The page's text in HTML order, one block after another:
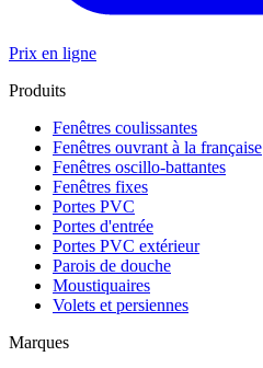
Prix en ligne
Produits
Fenêtres coulissantes
Fenêtres ouvrant à la française
Fenêtres oscillo-battantes
Fenêtres fixes
Portes PVC
Portes d'entrée
Portes PVC extérieur
Parois de douche
Moustiquaires
Volets et persiennes
Marques